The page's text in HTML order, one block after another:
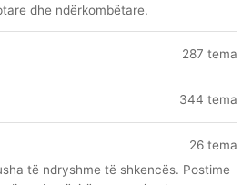
dhe ndërkombëtare.
287 tema
344 tema
26 tema
të ndryshme të shkencës. Postime